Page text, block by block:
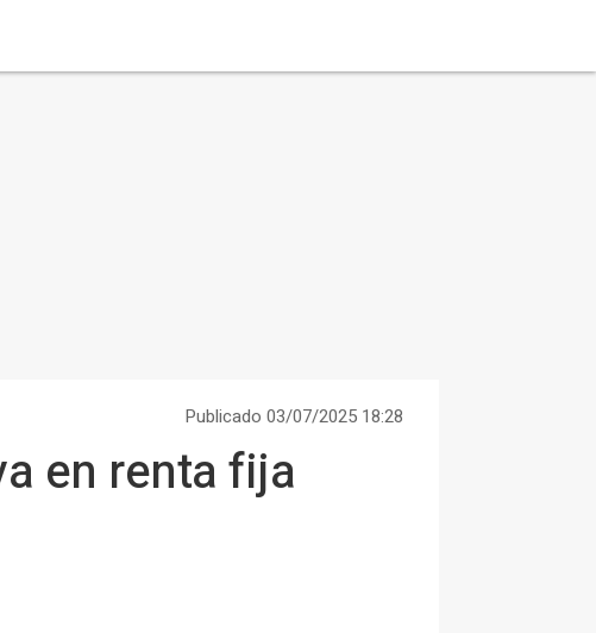
Publicado 03/07/2025 18:28
en renta fija